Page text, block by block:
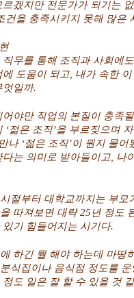
겠지만 전문가가 되기는
건을 충족시키지 못해 많은
무를 통해 조직과 사회에
도움이 되고, 내가 속한
엇일까.
야만 직업의 본질이 충족
‘젊은 조직’을 부르짖으며
나 ‘젊은 조직’이 뭔지 물
는 의미로 받아들이고,
절부터 대학교까지는 부
따져보면 대략 25년 정도
기 힘들어지는 시기다.
하긴 뭘 해야 하는데 마
식집이나 음식점 정도를
정도 일은 잘 할 수 있을 것